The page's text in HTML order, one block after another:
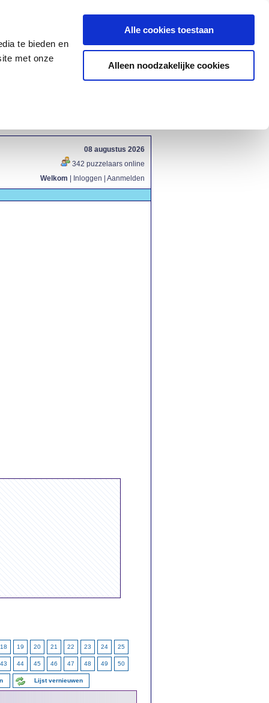
te bieden en
met onze
Alle cookies toestaan
Alleen noodzakelijke cookies
08 augustus 2026
342 puzzelaars online
Welkom
Inloggen Aanmelden
18 19 20 21 22 23 24 25
43 44 45 46 47 48 49 50
Lijst vernieuwen